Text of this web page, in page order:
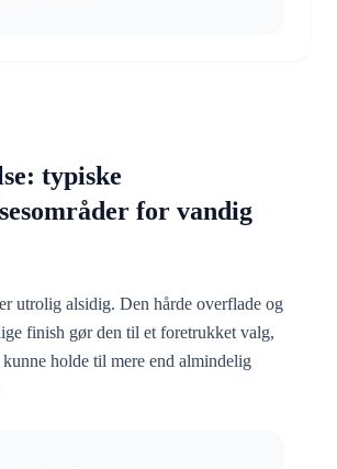
typiske
for vandig
utrolig alsidig. Den hårde overflade og
finish gør den til et foretrukket valg,
holde til mere end almindelig